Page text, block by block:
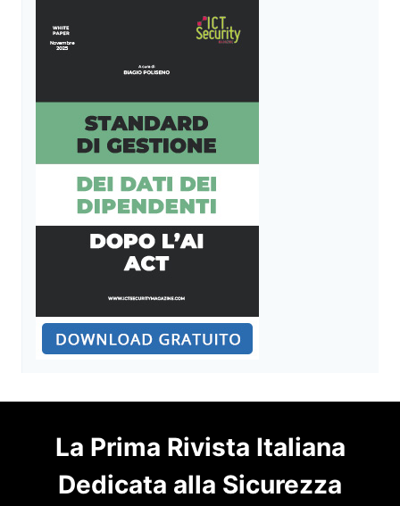
La Prima Rivista Italiana
Dedicata alla Sicurezza